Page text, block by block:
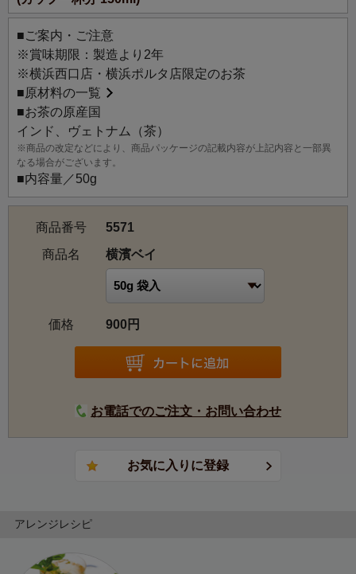
ージしました。青色のコンペイトウとコーンフラワーが涼
しげで、波のしぶきが感じられるような見た目に仕上げま
した。アイスティーにもおすすめです。
■ご案内・ご注意
※賞味期限：製造より2年
※横浜西口店・横浜ポルタ店限定のお茶
■原材料の一覧
■お茶の原産国
インド、ヴェトナム（茶）
※商品の改定などにより、商品パッケージの記載内容が上記内容と一部異
なる場合がございます。
■内容量／50g
商品番号
5571
商品名
横濱ベイ
価格 900円
お電話でのご注文・お問い合わせ
アレンジレシピ